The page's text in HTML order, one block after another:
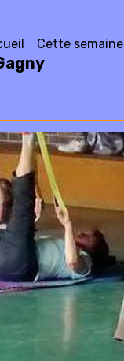
Cette semaine